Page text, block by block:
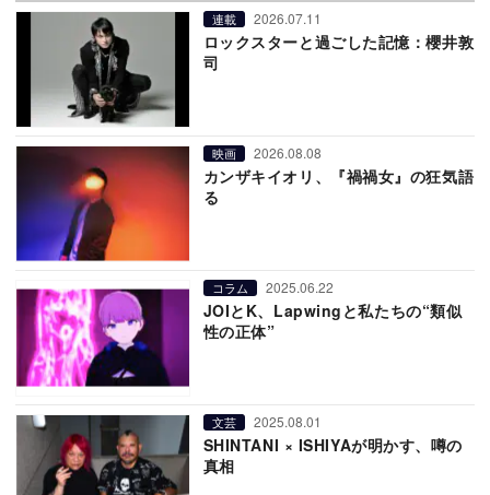
連載 2026.07.11
ロックスターと過ごした記憶：櫻井敦
司
映画 2026.08.08
カンザキイオリ、『禍禍女』の狂気語
る
コラム 2025.06.22
JOIとK、Lapwingと私たちの“類似
性の正体”
文芸 2025.08.01
SHINTANI × ISHIYAが明かす、噂の
真相